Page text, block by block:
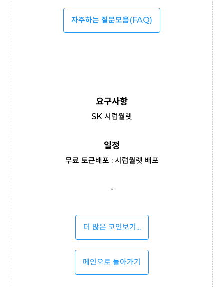
자주하는 질문모음(FAQ)
요구사항
SK 시럽월렛
일정
무료 토큰배포 : 시럽월렛 배포
-
더 많은 코인보기...
메인으로 돌아가기